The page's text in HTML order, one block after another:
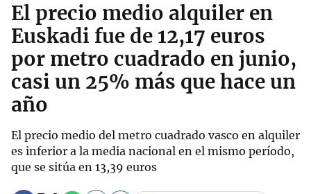
El precio medio alquiler en
Euskadi fue de 12,17 euros
por metro cuadrado en junio,
casi un 25% más que hace un
año
El precio medio del metro cuadrado vasco en alquiler
es inferior a la media nacional en el mismo período,
que se sitúa en 13,39 euros